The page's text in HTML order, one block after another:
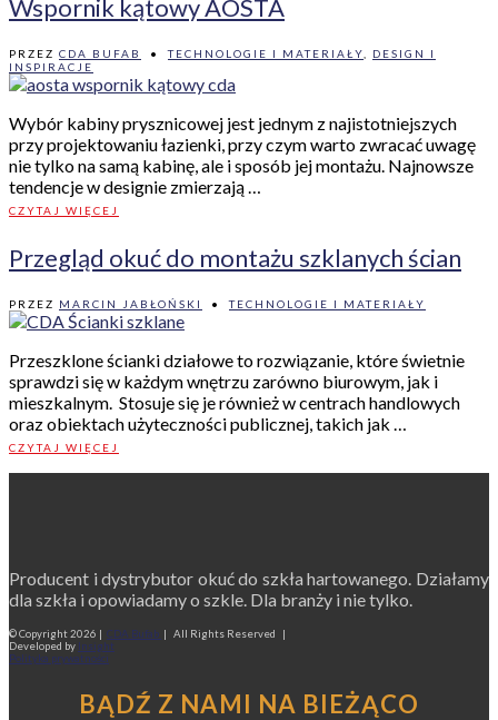
Wspornik kątowy AOSTA
PRZEZ CDA BUFAB • TECHNOLOGIE I MATERIAŁY
DESIGN I
INSPIRACJE
Wybór kabiny prysznicowej jest jednym z najistotniejszych
przy projektowaniu łazienki, przy czym warto zwracać uwagę
nie tylko na samą kabinę, ale i sposób jej montażu. Najnowsze
tendencje w designie zmierzają …
CZYTAJ WIĘCEJ
Przegląd okuć do montażu szklanych ścian
PRZEZ MARCIN JABŁOŃSKI • TECHNOLOGIE I MATERIAŁY
Przeszklone ścianki działowe to rozwiązanie, które świetnie
sprawdzi się w każdym wnętrzu zarówno biurowym, jak i
mieszkalnym. Stosuje się je również w centrach handlowych
oraz obiektach użyteczności publicznej, takich jak …
CZYTAJ WIĘCEJ
Producent i dystrybutor okuć do szkła hartowanego. Działamy
dla szkła i opowiadamy o szkle. Dla branży i nie tylko.
© Copyright2026 | CDA Bufab | All Rights Reserved |
Developed by Insight
Polityka prywatności
BĄDŹ Z NAMI NA BIEŻĄCO